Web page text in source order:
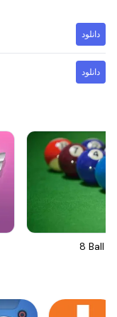
دانلود
دانلود
8 Ball